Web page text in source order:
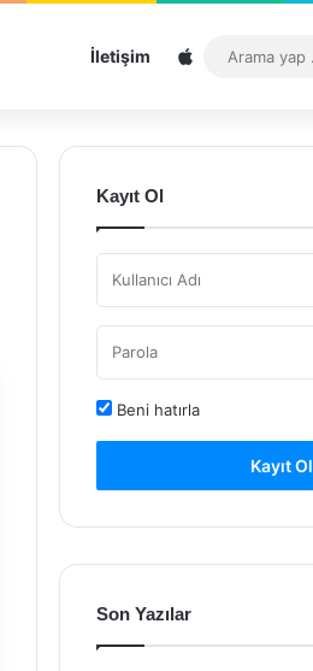
İletişim Sitemap
Kayıt Ol
Beni hatırla
Kayıt Ol
Son Yazılar